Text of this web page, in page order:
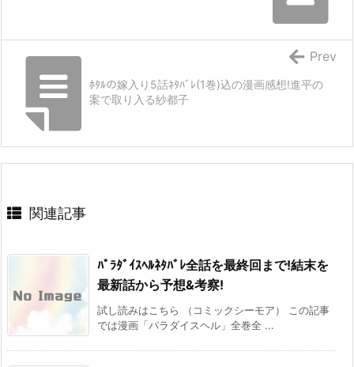
ﾎﾀﾙの嫁入り5話ﾈﾀﾊﾞﾚ(1巻)込の漫画感想!進平の
案で取り入る紗都子
Prev
関連記事
ﾊﾟﾗﾀﾞｲｽﾍﾙﾈﾀﾊﾞﾚ全話を最終回まで!結末を
最新話から予想&考察!
試し読みはこちら （コミックシーモア） この記事
では漫画「パラダイスヘル」全巻全 ...